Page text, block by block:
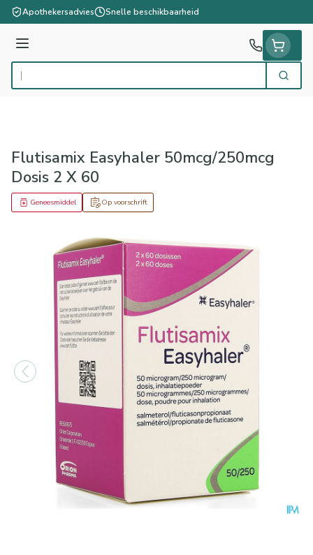
Ga naar de inhoud
Apothekersadvies Snelle beschikbaarheid
Menu
Product, merk, categorie... Zoek
Flutisamix Easyhaler 50mcg/250mcg
Dosis 2 X 60
Op voorschrift
Geneesmiddel